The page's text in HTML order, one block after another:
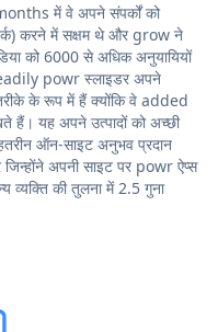
में वे अपने संपर्कों को
करने में सक्षम थे और grow ने
को 6000 से अधिक अनुयायियों
powr स्लाइडर अपने
के रूप में हैं क्योंकि वे added
हैं। यह अपने उत्पादों को अच्छी
ऑन-साइट अनुभव प्रदान
अपनी साइट पर powr ऐप्स
व्यक्ति की तुलना में 2.5 गुना